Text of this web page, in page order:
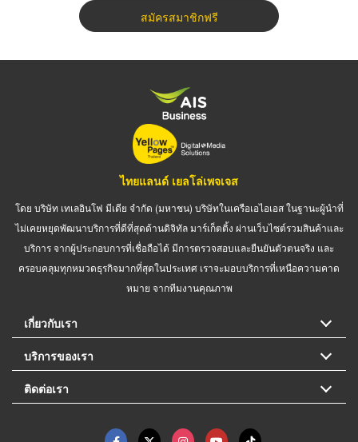
สมัครสมาชิกฟรี
ไทยแลนด์ เยลโล่เพจเจส
โดย บริษัท เทเลอินโฟ มีเดีย จำกัด (มหาชน) บริษัทในเครือเอไอเอส ในฐานะผู้นำที่
ไม่เคยหยุดพัฒนาบริการที่ดีที่สุดด้านดิจิทัล มาร์เก็ตติ้ง ผ่านเว็บไซต์รวมสินค้าและ
บริการ จากผู้ประกอบการที่เชื่อถือได้ มีการตรวจสอบและยืนยันตัวตนจริง และ
ครอบคลุมทุกหมวดธุรกิจมากที่สุดในประเทศ เราจะมอบบริการที่เหนือความคาด
หมาย จากทีมงานคุณภาพ
เกี่ยวกับเรา
บริการของเรา
ติดต่อเรา